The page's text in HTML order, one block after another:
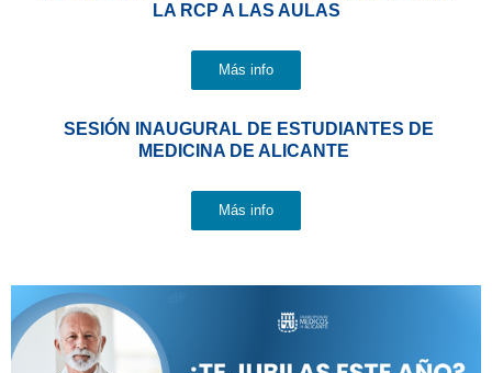
LA RCP A LAS AULAS
Más info
SESIÓN INAUGURAL DE ESTUDIANTES DE
MEDICINA DE ALICANTE
Más info